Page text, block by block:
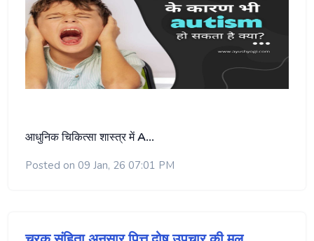
आधुनिक चिकित्सा शास्त्र मेंA…
Posted on 09 Jan, 26 07:01 PM